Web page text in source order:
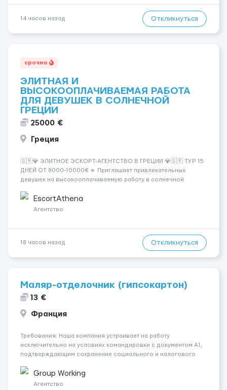
14 часов назад Откликнуться
срочно
ЭЛИТНАЯ И
ВЫСОКООПЛАЧИВАЕМАЯ РАБОТА
ДЛЯ ДЕВУШЕК В СОЛНЕЧНОЙ
ГРЕЦИИ
25000 €
Греция
🇬🇷💎 ЭЛИТНОЕ ЭСКОРТ-АГЕНТСТВО В ГРЕЦИИ 💎🇬🇷 ТУР 15
ДНЕЙ ОТ 8000-10000€ 🔹 Приглашает привлекательных
девушек на высокооплачиваемую работу в солнечной
хорошие деньги 💶 — это предложение для тебя! 🔹
Требования: ✔️ Возраст от ...
EscortAthena
Агентство
18 часов назад Откликнуться
Маляр-отделочник (гипсокартон)
13 €
Франция
Требования: Наша компания устраивает на работу
исключительно на условиях командировки с документом A1,
подтверждающим сохранение социального и налогового
A1 могут получить граждане стран с упрощенным доступом к
рынку труда ЕС (Укра...
Group Working
Агентство